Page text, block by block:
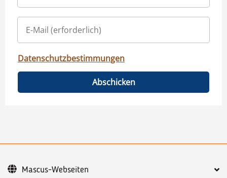
Datenschutzbestimmungen
Abschicken
Mascus-Webseiten